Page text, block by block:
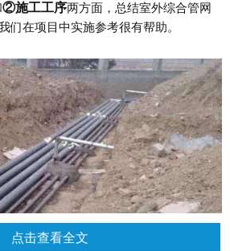
②施工工序两方面，总结室外综合管网
们在项目中实施参考很有帮助。
点击查看全文